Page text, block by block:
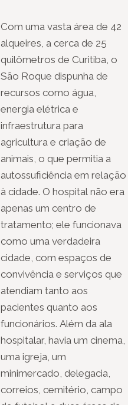
Com uma vasta área de 42
alqueires, a cerca de 25
quilômetros de Curitiba, o
São Roque dispunha de
recursos como água,
energia elétrica e
infraestrutura para
agricultura e criação de
animais, o que permitia a
autossuficiência em relação
à cidade. O hospital não era
apenas um centro de
tratamento; ele funcionava
como uma verdadeira
cidade, com espaços de
convivência e serviços que
atendiam tanto aos
pacientes quanto aos
funcionários. Além da ala
hospitalar, havia um cinema,
uma igreja, um
minimercado, delegacia,
correios, cemitério, campo